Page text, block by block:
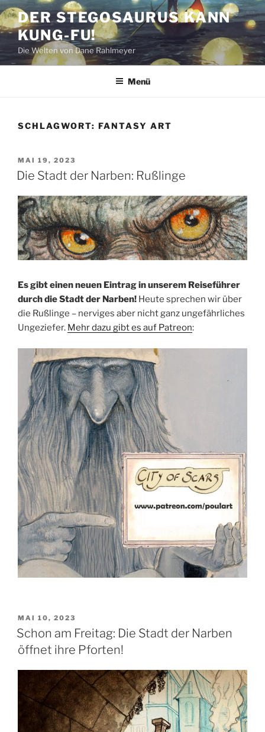
Zum
Inhalt
springen
DER STEGOSAURUS KANN
KUNG-FU!
Die Welten von Dane Rahlmeyer
Menü
SCHLAGWORT: FANTASY ART
VERÖFFENTLICHT
AM
MAI 19, 2023
Die Stadt der Narben: Rußlinge
Es gibt einen neuen Eintrag in unserem Reiseführer
durch die Stadt der Narben! Heute sprechen wir über
die Rußlinge – nerviges aber nicht ganz ungefährliches
Ungeziefer. Mehr dazu gibt es auf Patreon:
VERÖFFENTLICHT
AM
MAI 10, 2023
Schon am Freitag: Die Stadt der Narben
öffnet ihre Pforten!